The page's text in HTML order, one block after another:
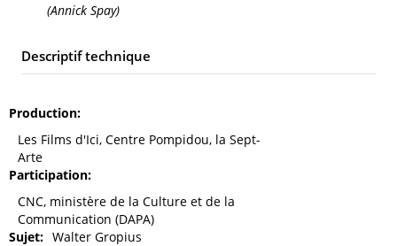
(Annick Spay)
Descriptif technique
Production
Les Films d'Ici, Centre Pompidou, la Sept-
Arte
Participation
CNC, ministère de la Culture et de la
Communication (DAPA)
Sujet
Walter Gropius